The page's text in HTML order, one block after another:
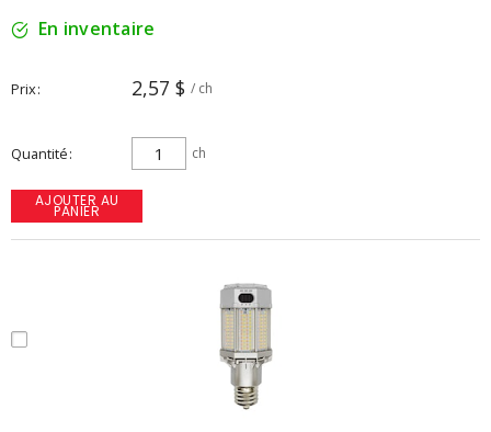
En inventaire
Prix 2,57 $ / ch
Quantité ch
AJOUTER AU
PANIER